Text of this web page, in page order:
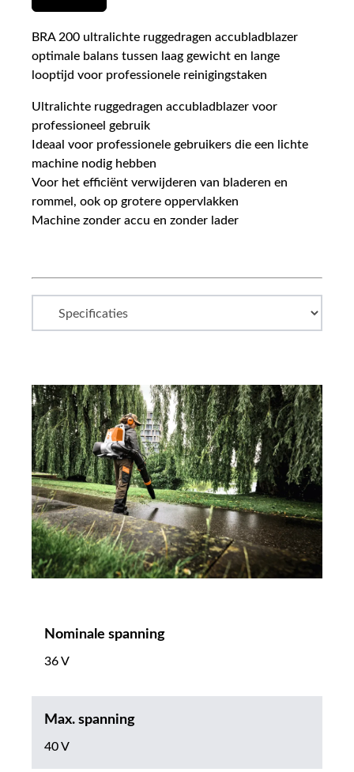
BRA 200 ultralichte ruggedragen accubladblazer
optimale balans tussen laag gewicht en lange
looptijd voor professionele reinigingstaken
Ultralichte ruggedragen accubladblazer voor
professioneel gebruik
Ideaal voor professionele gebruikers die een lichte
machine nodig hebben
Voor het efficiënt verwijderen van bladeren en
rommel, ook op grotere oppervlakken
Machine zonder accu en zonder lader
Nominale spanning
36 V
Max. spanning
40 V